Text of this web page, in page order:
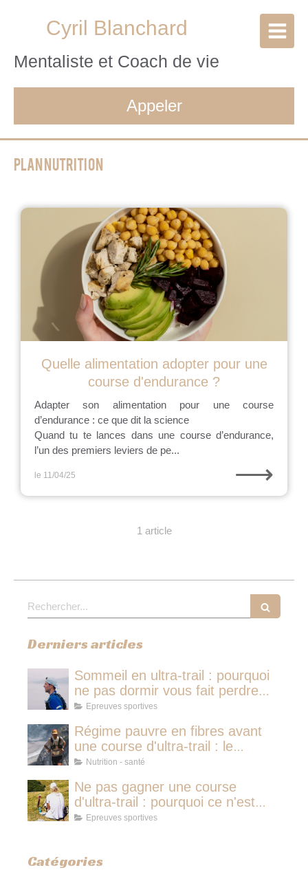
Cyril Blanchard
Mentaliste et Coach de vie
Appeler
Plan nutrition
Quelle alimentation adopter pour une
course d'endurance ?
Adapter son alimentation pour une course
d’endurance : ce que dit la science
Quand tu te lances dans une course d’endurance,
l’un des premiers leviers de pe...
le 11/04/25 ⟶
1 article
Rechercher
Derniers articles
Sommeil en ultra-trail : pourquoi
ne pas dormir vous fait perdre
plus de temps qu'une micro-
Epreuves sportives
Régime pauvre en fibres avant
une course d'ultra-trail : le
protocole nutritionnel des
Nutrition - santé
Ne pas gagner une course
d'ultra-trail : pourquoi ce n'est
jamais avoir couru pour rien
Epreuves sportives
Catégories